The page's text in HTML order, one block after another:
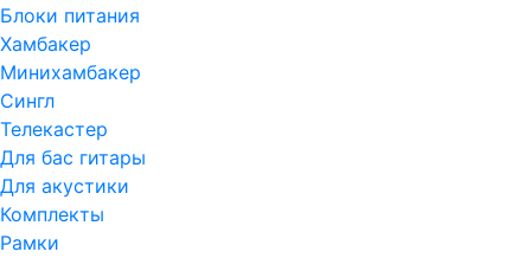
Блоки питания
Хамбакер
Минихамбакер
Сингл
Телекастер
Для бас гитары
Для акустики
Комплекты
Рамки